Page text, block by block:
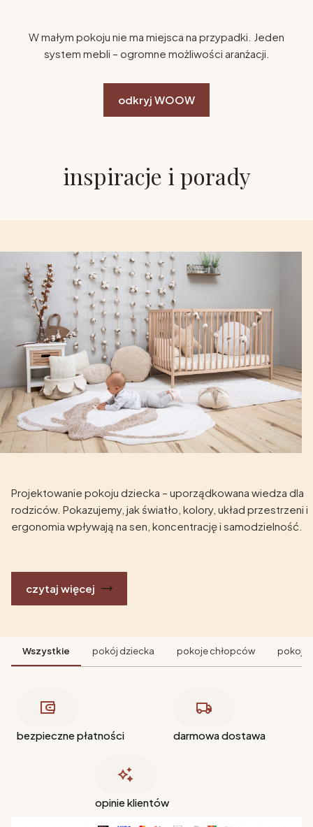
W małym pokoju nie ma miejsca na przypadki. Jeden
system mebli – ogromne możliwości aranżacji.
odkryj WOOW
inspiracje i porady
Projektowanie pokoju dziecka – uporządkowana wiedza dla
rodziców. Pokazujemy, jak światło, kolory, układ przestrzeni i
ergonomia wpływają na sen, koncentrację i samodzielność.
czytaj więcej
Wszystkie pokój dziecka pokoje chłopców pokoje
bezpieczne płatności darmowa dostawa
opinie klientów